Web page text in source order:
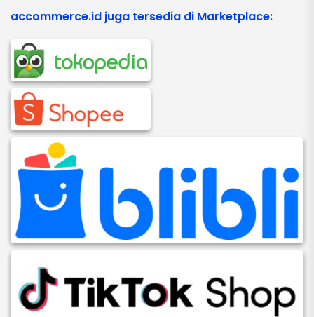
accommerce.id juga tersedia di Marketplace: